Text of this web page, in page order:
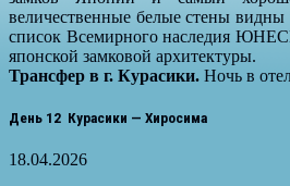
величественные белые стены видны
список Всемирного наследия
японской замковой архитектуры.
Трансфер в г. Курасики. Ночь в
День 12 Курасики — Хиросима
18.04.2026